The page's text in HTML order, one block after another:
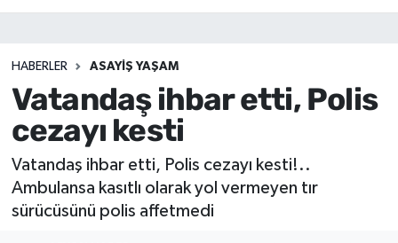
HABERLER ASAYIŞ YAŞAM
Vatandaş ihbar etti, Polis
cezayı kesti
Vatandaş ihbar etti, Polis cezayı kesti!..
Ambulansa kasıtlı olarak yol vermeyen tır
sürücüsünü polis affetmedi
Sağlık
Eğitim
Sivil Toplum